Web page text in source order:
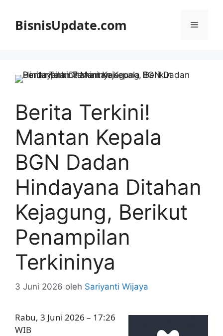
BisnisUpdate.com Menu
Berita Terkini!
Mantan Kepala
BGN Dadan
Hindayana Ditahan
Kejagung, Berikut
Penampilan
Terkininya
3 Juni 2026 oleh Sariyanti Wijaya
Rabu, 3 Juni 2026 – 17:26
WIB